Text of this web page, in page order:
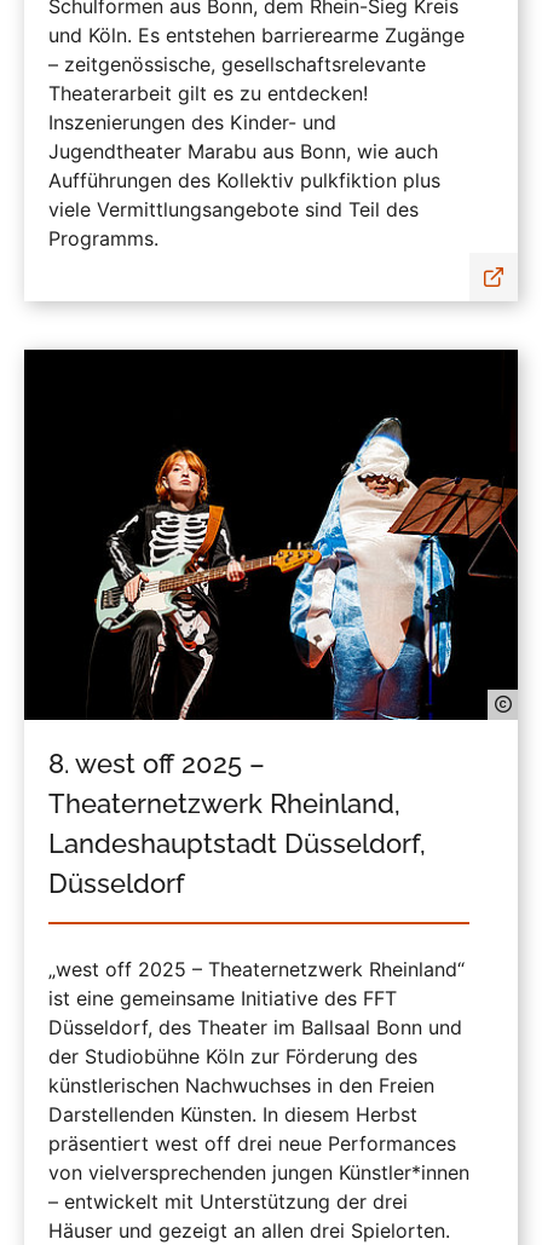
Schulformen aus Bonn, dem Rhein-Sieg Kreis
und Köln. Es entstehen barrierearme Zugänge
– zeitgenössische, gesellschaftsrelevante
Theaterarbeit gilt es zu entdecken!
Inszenierungen des Kinder- und
Jugendtheater Marabu aus Bonn, wie auch
Aufführungen des Kollektiv pulkfiktion plus
viele Vermittlungsangebote sind Teil des
Programms.
8. west off 2025 –
Theaternetzwerk Rheinland,
Landeshauptstadt Düsseldorf,
Düsseldorf
„west off 2025 – Theaternetzwerk Rheinland“
ist eine gemeinsame Initiative des FFT
Düsseldorf, des Theater im Ballsaal Bonn und
der Studiobühne Köln zur Förderung des
künstlerischen Nachwuchses in den Freien
Darstellenden Künsten. In diesem Herbst
präsentiert west off drei neue Performances
von vielversprechenden jungen Künstler*innen
– entwickelt mit Unterstützung der drei
Häuser und gezeigt an allen drei Spielorten.